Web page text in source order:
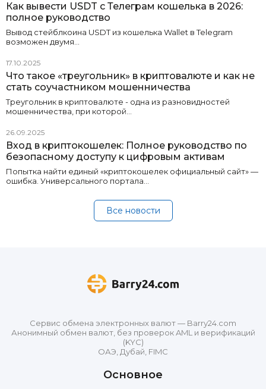
Как вывести USDT с Телеграм кошелька в 2026:
полное руководство
Вывод стейблкоина USDT из кошелька Wallet в Telegram
возможен двумя…
17.10.2025
Что такое «треугольник» в криптовалюте и как не
стать соучастником мошенничества
Треугольник в криптовалюте - одна из разновидностей
мошенничества, при которой…
26.09.2025
Вход в криптокошелек: Полное руководство по
безопасному доступу к цифровым активам
Попытка найти единый «криптокошелек официальный сайт» —
ошибка. Универсального портала…
Все новости
Сервис обмена электронных валют — Barry24.com
Анонимный обмен валют, без проверок AML и верификаций
(KYC)
ОАЭ, Дубай, FIMC
Основное